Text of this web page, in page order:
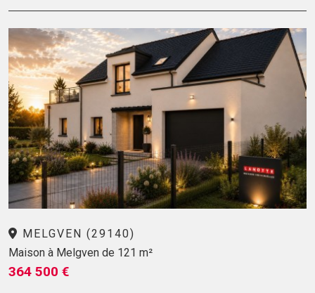
MELGVEN (29140)
Maison à Melgven de 121 m²
364 500 €